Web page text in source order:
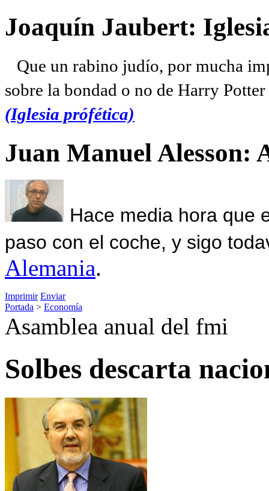
Joaquín Jaubert:
Que un rabino judío, por mucha
sobre la bondad o no de Harry
(Iglesia prófética)
Juan Manuel Alesson:
Hace media hora que
paso con el coche, y sigo
Alemania.
Imprimir Enviar
Portada > Economía
Asamblea anual del fmi
Solbes descarta